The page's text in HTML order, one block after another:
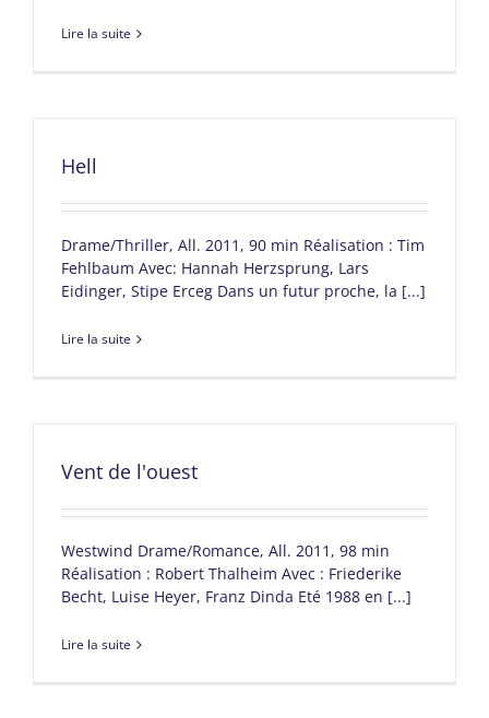
Lire la suite
Hell
Drame/Thriller, All. 2011, 90 min Réalisation : Tim
Fehlbaum Avec: Hannah Herzsprung, Lars
Eidinger, Stipe Erceg Dans un futur proche, la [...]
Lire la suite
Vent de l'ouest
Westwind Drame/Romance, All. 2011, 98 min
Réalisation : Robert Thalheim Avec : Friederike
Becht, Luise Heyer, Franz Dinda Eté 1988 en [...]
Lire la suite